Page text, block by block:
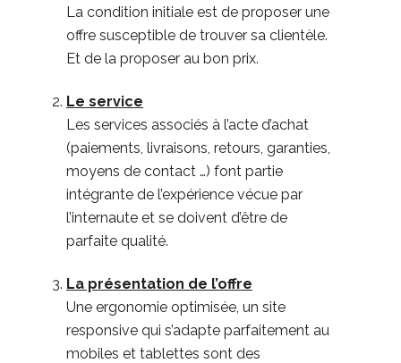
La condition initiale est de proposer une
offre susceptible de trouver sa clientèle.
Et de la proposer au bon prix.
Le service
Les services associés à l’acte d’achat
(paiements, livraisons, retours, garanties,
moyens de contact …) font partie
intégrante de l’expérience vécue par
l’internaute et se doivent d’être de
parfaite qualité.
La présentation de l’offre
Une ergonomie optimisée, un site
responsive qui s’adapte parfaitement au
mobiles et tablettes sont des